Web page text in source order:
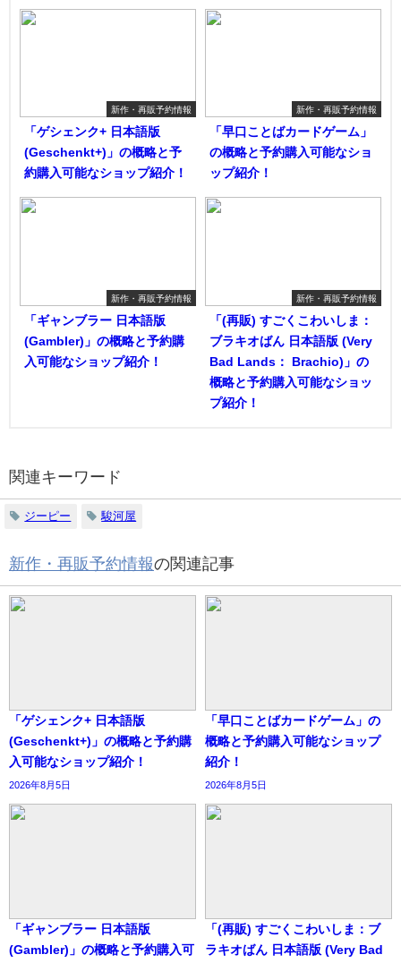
新作・再販予約情報
「ゲシェンク+ 日本語版
(Geschenkt+)」の概略と予
約購入可能なショップ紹介！
新作・再販予約情報
「早口ことばカードゲーム」
の概略と予約購入可能なショ
ップ紹介！
新作・再販予約情報
「ギャンブラー 日本語版
(Gambler)」の概略と予約購
入可能なショップ紹介！
新作・再販予約情報
「(再販) すごくこわいしま：
ブラキオばん 日本語版 (Very
Bad Lands： Brachio)」の
概略と予約購入可能なショッ
プ紹介！
関連キーワード
ジーピー 駿河屋
新作・再販予約情報の関連記事
「ゲシェンク+ 日本語版
(Geschenkt+)」の概略と予約購
入可能なショップ紹介！
2026年8月5日
「早口ことばカードゲーム」の
概略と予約購入可能なショップ
紹介！
2026年8月5日
「ギャンブラー 日本語版
(Gambler)」の概略と予約購入可
「(再販) すごくこわいしま：ブ
ラキオばん 日本語版 (Very Bad